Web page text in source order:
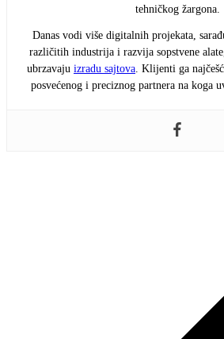
tehničkog žargona.
Danas vodi više digitalnih projekata,
različitih industrija i razvija sopstvene
ubrzavaju izradu sajtova. Klijenti ga
posvećenog i preciznog partnera na koga